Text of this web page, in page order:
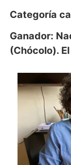
Categoría
Ganador:
(Chócolo).